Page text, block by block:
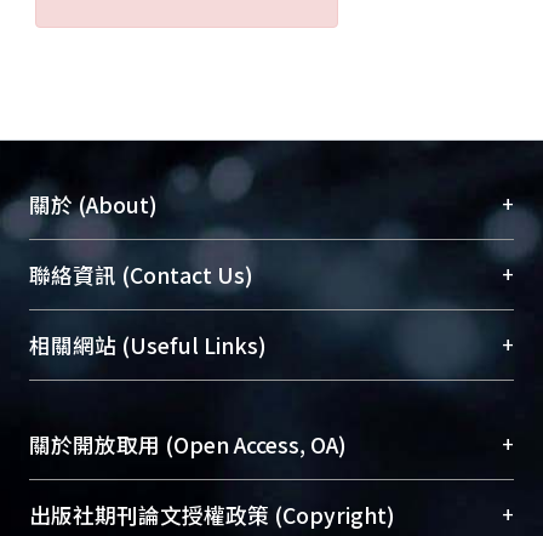
關於 (About) +
臺大位居世界頂尖大學之列，為永久珍藏及向國際
展現本校豐碩的研究成果及學術能量，圖書館整合
機構典藏（NTUR）與學術庫（AH）不同功能平
台，成為臺大學術典藏NTU scholars。期能整合研
究能量、促進交流合作、保存學術產出、推廣研究
成果。
To permanently archive and promote researcher
profiles and scholarly works, Library integrates the
聯絡資訊 (Contact Us) +
總館學科館員(Main Library)
醫學圖書館學科館員(Medical Library)
Sciences Library)
相關網站 (Useful Links) +
關於開放取用 (Open Access, OA) +
開放取用是從使用者角度提升資訊取用性的社會運
出版社期刊論文授權政策 (Copyright) +